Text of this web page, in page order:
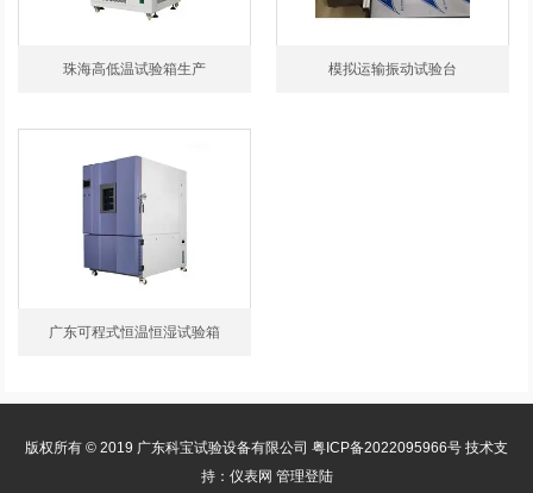
珠海高低温试验箱生产 模拟运输振动试验台
广东可程式恒温恒湿试验箱
版权所有 © 2019 广东科宝试验设备有限公司 粤ICP备2022095966号 技术支
持：仪表网 管理登陆